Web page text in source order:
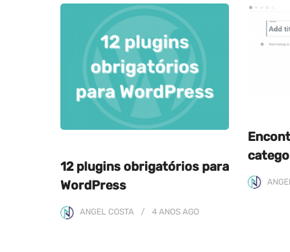
12 plugins obrigatórios para
WordPress
ANGEL COSTA 4 ANOS AGO